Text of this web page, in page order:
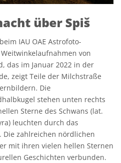
über Spiš
IAU OAE Astrofoto-
von
das im Januar 2022 in der
zeigt Teile der Milchstraße
Die
stehen unten rechts
Sterne des Schwans (lat.
leuchten durch das
Die zahlreichen nördlichen
mit ihren vielen hellen Sternen
Geschichten verbunden.